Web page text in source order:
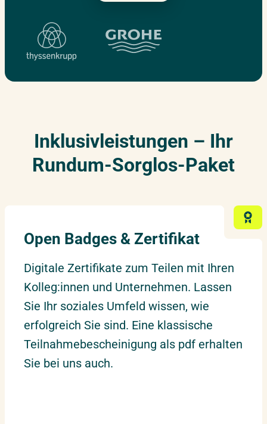
Inklusivleistungen – Ihr
Rundum-Sorglos-Paket
Open Badges & Zertifikat
Digitale Zertifikate zum Teilen mit Ihren
Kolleg:innen und Unternehmen. Lassen
Sie Ihr soziales Umfeld wissen, wie
erfolgreich Sie sind. Eine klassische
Teilnahmebescheinigung als pdf erhalten
Sie bei uns auch.